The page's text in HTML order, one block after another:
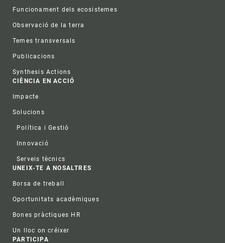
Funcionament dels ecosistemes
Observació de la terra
Temes transversals
Publicacions
Synthesis Actions
CIÈNCIA EN ACCIÓ
Impacte
Solucions
Política i Gestió
Innovació
Serveis tècnics
UNEIX-TE A NOSALTRES
Borsa de treball
Oportunitats acadèmiques
Bones pràctiques HR
Un lloc on créixer
PARTICIPA